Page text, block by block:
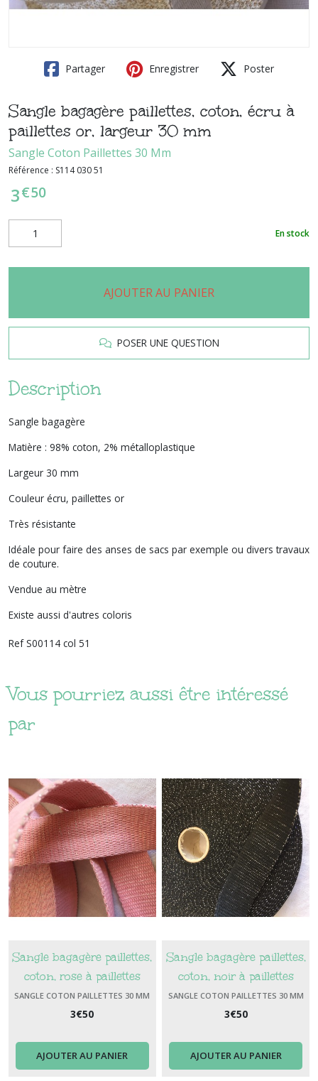
Partager Enregistrer Poster
Sangle bagagère paillettes, coton, écru à
paillettes or, largeur 30 mm
Sangle Coton Paillettes 30 Mm
Référence : S114 030 51
3€50
En stock
AJOUTER AU PANIER
POSER UNE QUESTION
Description
Sangle bagagère
Matière : 98% coton, 2% métalloplastique
Largeur 30 mm
Couleur écru, paillettes or
Très résistante
Idéale pour faire des anses de sacs par exemple ou divers travaux
de couture.
Vendue au mètre
Existe aussi d'autres coloris
Ref S00114 col 51
Vous pourriez aussi être intéressé
par
Sangle bagagère paillettes,
coton, rose à paillettes
argent, largeur 30 mm
SANGLE COTON PAILLETTES 30 MM
3€50
AJOUTER AU PANIER
Sangle bagagère paillettes,
coton, noir à paillettes
argent, largeur 30 mm
SANGLE COTON PAILLETTES 30 MM
3€50
AJOUTER AU PANIER